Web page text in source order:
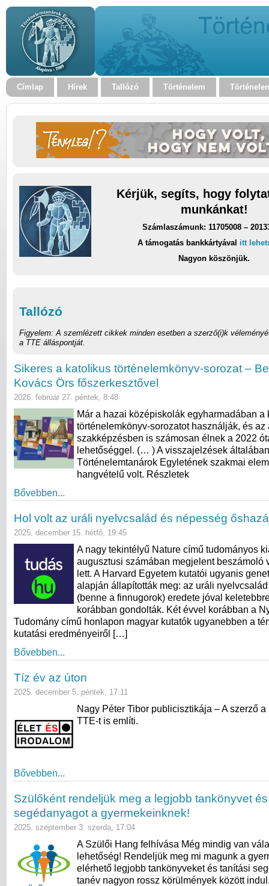
Címlap Hírek Tallózó Történelem
Kérjük, segíts, hogy
munkánkat!
Számlaszámunk: 11705008 –
A támogatás bankkártyával itt
Nagyon köszönjük.
Tallózó
Figyelem: A szemlézett cikkek minden esetben a szerző(i)k
a TTE álláspontját.
Sikeres a katolikus történelemkönyv-sorozat –
Kovács Örs főszerkesztővel
2026. február 27. péntek, 8:48
Már a hazai középiskolák egyharmadában a
történelemkönyv-sorozatot használják, és az
szakképzésben is számosan élnek a 2022
lehetőséggel. (… ) A visszajelzések
Történelemtanárok Egyletének szakmai
hangvételű volt. Részletek
Bővebben...
Hol volt az uráli nyelvcsalád és népesség
2025. december 15. hétfő, 19:45
A nagy tekintélyű Nature című tudományos
augusztusi számában megjelent beszámoló
lett. A Harvard Egyetem kutatói ugyanis
alapján állapították meg: az uráli
(benne a finnugorok) eredete jóval
korábban gondolták. Két évvel korábban a
Tudomány című honlapon magyar kutatók ugyanebben a
kutatási eredményeiről […]
Bővebben...
Tíz év az úton
2025. december 5. péntek, 17:11
Nagy Péter Tibor publicisztikája – A szerző a
TTE-t is említi.
Bővebben...
Szülőként rendeljük meg a legjobb tankönyvet
segédanyagot a gyermekeinknek!
2025. szeptember 3. szerda, 17:04
A Szülői Hang felhívása Még mindig van
lehetőség! Rendeljük meg mi magunk a
elérhető legjobb tankönyveket és tanítási
tanév nagyon rossz körülmények között